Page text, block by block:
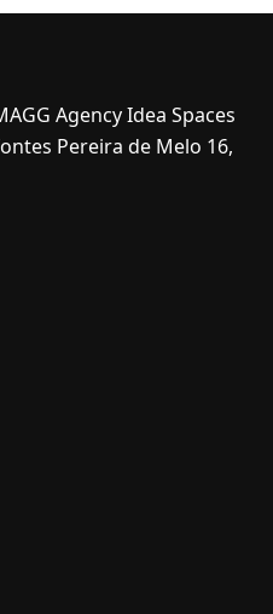
Agency Idea Spaces
Pereira de Melo 16,